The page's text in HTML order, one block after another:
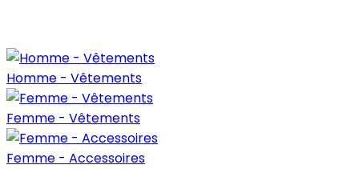
Homme - Vêtements
Femme - Vêtements
Femme - Accessoires